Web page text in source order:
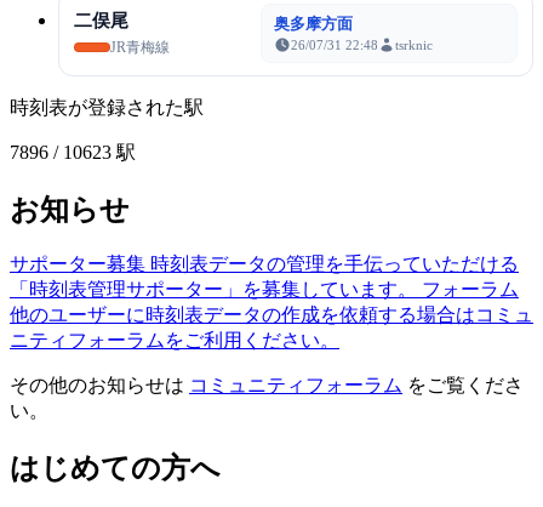
二俣尾
JR青梅線
奥多摩方面
26/07/31 22:48 tsrknic
時刻表が登録された駅
7896 / 10623 駅
お知らせ
サポーター募集 時刻表データの管理を手伝っていただける
「時刻表管理サポーター」を募集しています。
フォーラム
他のユーザーに時刻表データの作成を依頼する場合はコミュ
ニティフォーラムをご利用ください。
その他のお知らせは コミュニティフォーラム をご覧くださ
い。
はじめての方へ